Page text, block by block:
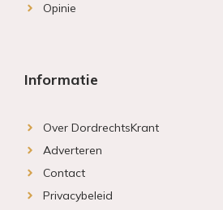
Opinie
Informatie
Over DordrechtsKrant
Adverteren
Contact
Privacybeleid